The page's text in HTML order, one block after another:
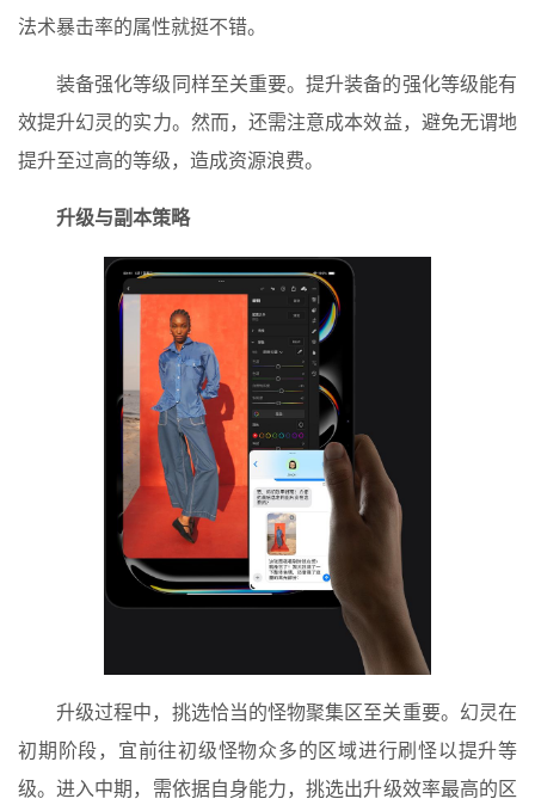
法术暴击率的属性就挺不错。
装备强化等级同样至关重要。提升装备的强化等级能有
效提升幻灵的实力。然而，还需注意成本效益，避免无谓地
提升至过高的等级，造成资源浪费。
升级与副本策略
升级过程中，挑选恰当的怪物聚集区至关重要。幻灵在
初期阶段，宜前往初级怪物众多的区域进行刷怪以提升等
级。进入中期，需依据自身能力，挑选出升级效率最高的区